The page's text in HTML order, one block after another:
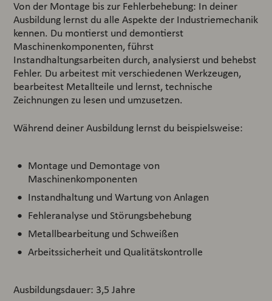
Von der Montage bis zur Fehlerbehebung: In deiner
Ausbildung lernst du alle Aspekte der Industriemechanik
kennen. Du montierst und demontierst
Maschinenkomponenten, führst
Instandhaltungsarbeiten durch, analysierst und behebst
Fehler. Du arbeitest mit verschiedenen Werkzeugen,
bearbeitest Metallteile und lernst, technische
Zeichnungen zu lesen und umzusetzen.
Während deiner Ausbildung lernst du beispielsweise:
Montage und Demontage von
Maschinenkomponenten
Instandhaltung und Wartung von Anlagen
Fehleranalyse und Störungsbehebung
Metallbearbeitung und Schweißen
Arbeitssicherheit und Qualitätskontrolle
Ausbildungsdauer: 3,5 Jahre